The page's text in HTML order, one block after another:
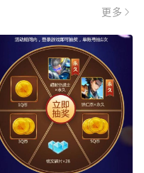
更多